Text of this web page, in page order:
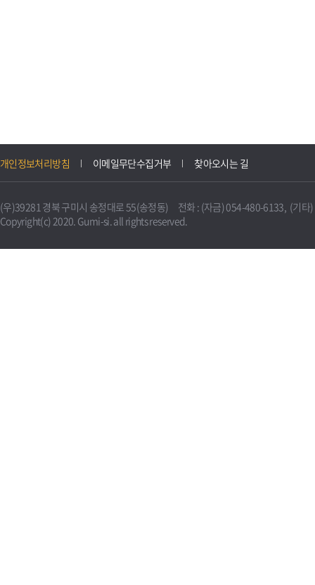
개인정보처리방침 이메일무단수집거부 찾아오시는 길
(우)39281 경북 구미시 송정대로 55(송정동) 전화 : (자금) 054-480-6133, (기타
Copyright(c) 2020. Gumi-si. all rights reserved.